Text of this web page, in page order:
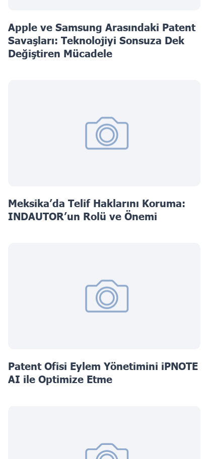
Apple ve Samsung Arasındaki Patent
Savaşları: Teknolojiyi Sonsuza Dek
Değiştiren Mücadele
Meksika’da Telif Haklarını Koruma:
INDAUTOR’un Rolü ve Önemi
Patent Ofisi Eylem Yönetimini iPNOTE
AI ile Optimize Etme